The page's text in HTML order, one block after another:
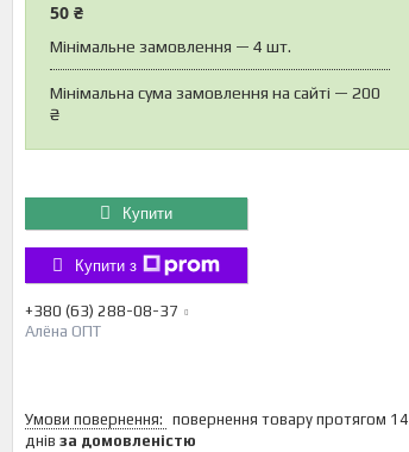
50 ₴
Мінімальне замовлення — 4 шт.
Мінімальна сума замовлення на сайті — 200
₴
Купити
Купити з
+380 (63) 288-08-37
Алёна ОПТ
повернення товару протягом 14
днів за домовленістю